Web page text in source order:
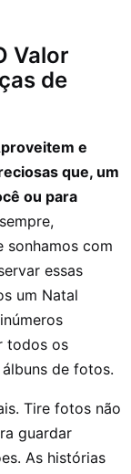
Valor
de
e
que, um
ou para
sonhamos com
essas
um Natal
todos os
de fotos.
Tire fotos não
guardar
As histórias